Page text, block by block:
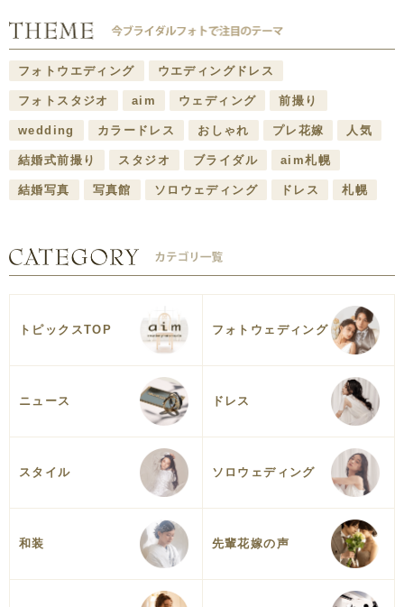
フォトウエディング ウエディングドレス
フォトスタジオ aim ウェディング 前撮り
wedding カラードレス おしゃれ プレ花嫁 人気
結婚式前撮り スタジオ ブライダル aim札幌
結婚写真 写真館 ソロウェディング ドレス 札幌
トピックスTOP フォトウェディング
ニュース ドレス
スタイル ソロウェディング
和装 先輩花嫁の声